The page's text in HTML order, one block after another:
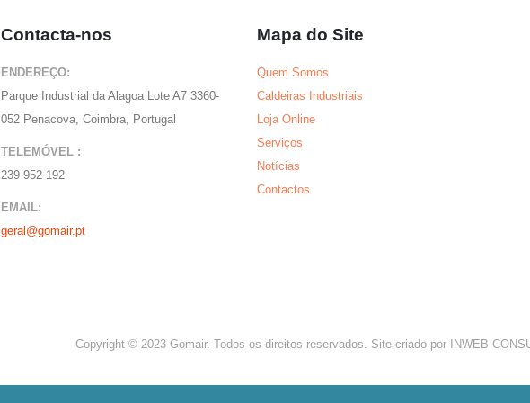
Contacta-nos
ENDEREÇO:
Parque Industrial da Alagoa Lote A7 3360-
052 Penacova, Coimbra, Portugal
TELEMÓVEL :
239 952 192
EMAIL:
geral@gomair.pt
Mapa do Site
Quem Somos
Caldeiras Industriais
Loja Online
Serviços
Notícias
Contactos
Copyright © 2023 Gomair. Todos os direitos reservados. Site criado por INWEB